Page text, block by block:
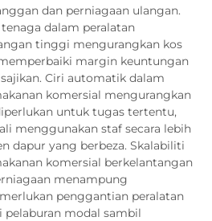
dan perniagaan ulangan.
dalam peralatan
tinggi mengurangkan kos
margin keuntungan
Ciri automatik dalam
komersial mengurangkan
untuk tugas tertentu,
menggunakan staf secara lebih
dapur yang berbeza. Skalabiliti
komersial berkelantangan
menampung
penggantian peralatan
pelaburan modal sambil